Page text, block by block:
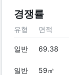
경쟁률
유형 면적
일반 69.38
일반 59㎡